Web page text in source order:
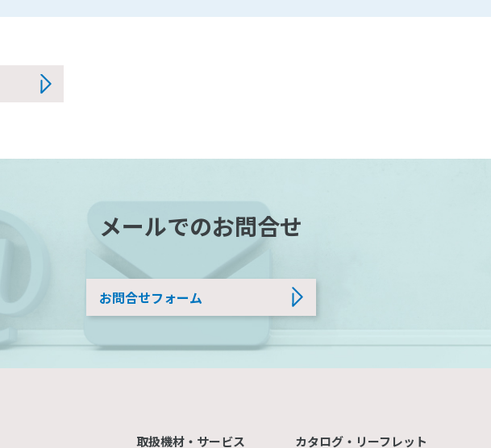
メールでのお問合せ
お問合せフォーム
取扱機材・サービス カタログ・リーフレット